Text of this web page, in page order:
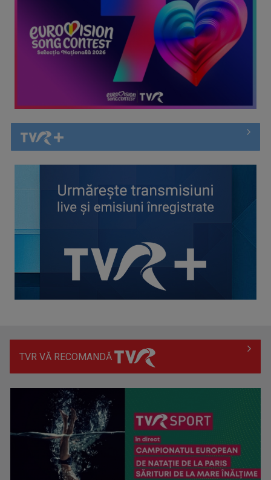
Întâlnire cu jazz-ul autohton, la TVR Cultural: „Contemporan
în România”, un ...
Piesa „Inimă, nu fi de piatră” a Corinei Chiriac ia argintul în
TVR VĂ RECOMANDĂ